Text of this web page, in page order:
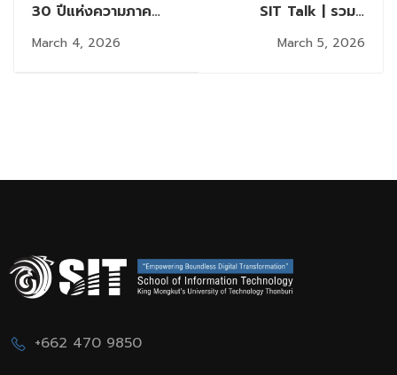
30 ปีแห่งความภาค
ภูมิใจ ขอแสดงความ
ยินดีกับ "ศิษย์เก่าดีเด่น"
March 4, 2026
SIT Talk | รวมผู้
เชี่ยวชาญ และศิษย์เก่า
ร่วมบรรยายแลกเปลี่ยน
March 5, 2026
+662 470 9850